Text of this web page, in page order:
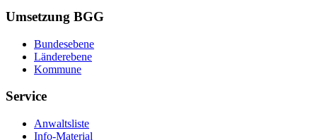
Umsetzung BGG
Bundesebene
Länderebene
Kommune
Service
Anwaltsliste
Info-Material